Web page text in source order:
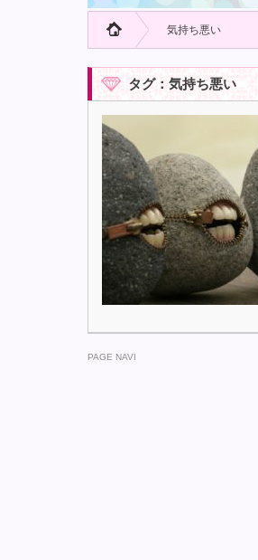
気持ち悪い
タグ：気持ち悪い
PAGE NAVI